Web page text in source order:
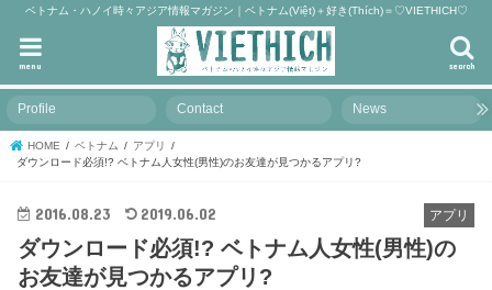
ベトナム・ハノイ時々アジア情報マガジン｜ベトナム(Việt)＋好き(Thích)＝♡VIETHICH♡
search
menu
Profile Contact News
HOME ベトナム
アプリ
ダウンロード必須!? ベトナム人女性(男性)のお友達が見つかるアプリ?
アプリ
2016.08.23 2019.06.02
ダウンロード必須!? ベトナム人女性(男性)の
お友達が見つかるアプリ?